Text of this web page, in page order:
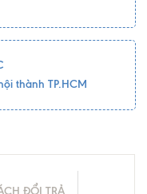
thành TP.HCM
ĐỔI TRẢ